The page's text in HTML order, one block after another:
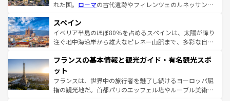
れた国。 ローマの古代遺跡やフィレンツェのルネッサンス
ろん、トスカーナの美しい田園風景やアマルフィ海岸の絶
景など、自然景観も見逃せない。観光の合間には、本場の
ピザやパスタなど、絶品のイタリア料理を堪能することも
ませてくれるイタリアで、忘れられない旅をしてみよう！
なお、新着のイタリア情報は
しい。
スペイン
イベリア半島のほぼ80％を占めるスペインは、太陽が降り
注ぐ地中海沿岸から雄大なピレネー山脈まで、多彩な自然
文化が根付くこの国では、情熱的なフラメンコ、熱気あふ
れる闘牛、そして美味しいタパスが生活の一部となってい
る。首都マドリードの洗練された雰囲気や、バルセロナの
アートに溢れた街角から、地方では古代ローマ遺跡や中世
フランスの基本情報と観光ガイド・有名観光スポ
ット
フランスは、世界中の旅行者を魅了し続けるヨーロッパ屈
指の観光地だ。首都パリのエッフェル塔やルーブル美術館